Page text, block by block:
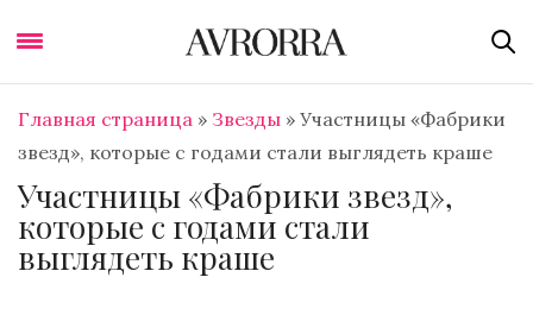
Главная страница » Звезды » Участницы «Фабрики
звезд», которые с годами стали выглядеть краше
Участницы «Фабрики звезд»,
которые с годами стали
выглядеть краше